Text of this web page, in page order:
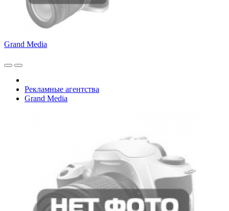
Grand Media
Рекламные агентства
Grand Media